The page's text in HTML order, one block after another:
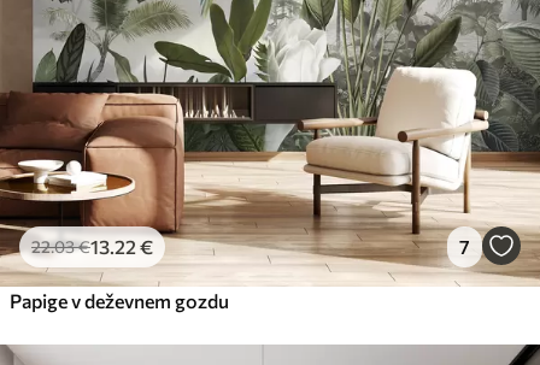
22.03€13 .22 € 7
Papige v deževnem gozdu